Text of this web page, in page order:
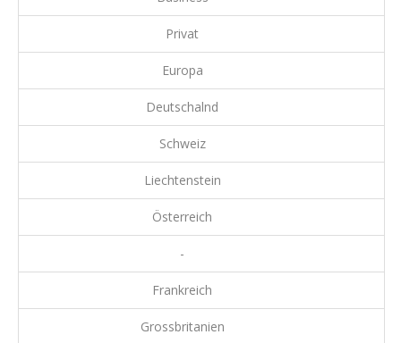
Privat
Europa
Deutschalnd
Schweiz
Liechtenstein
Österreich
-
Frankreich
Grossbritanien